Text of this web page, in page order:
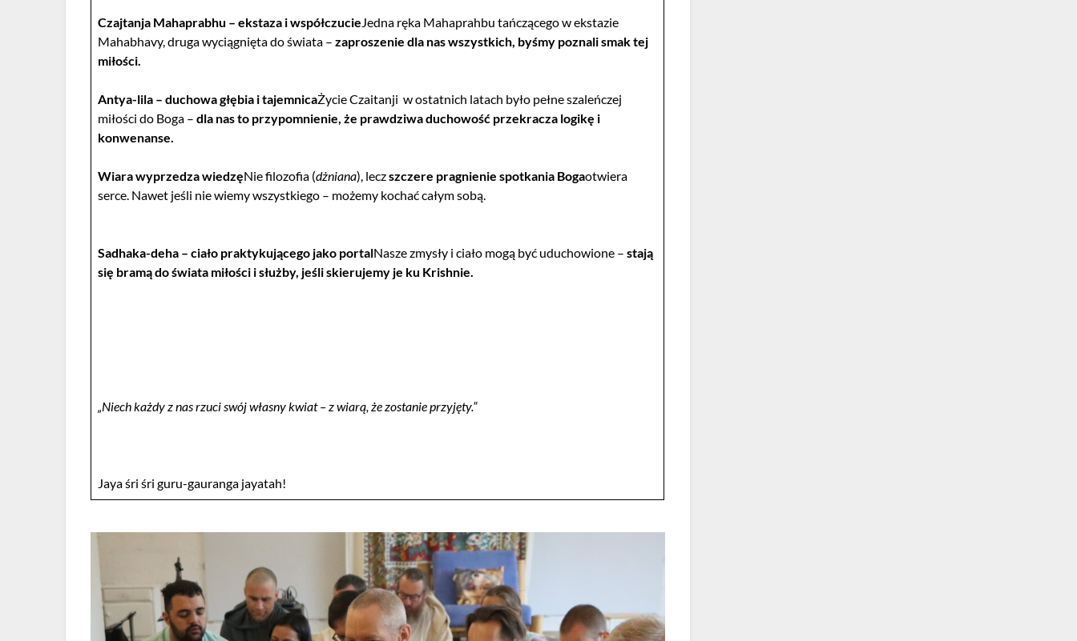
Czajtanja Mahaprabhu – ekstaza i współczucieJedna ręka Mahaprahbu tańczącego w ekstazie
Mahabhavy, druga wyciągnięta do świata –zaproszenie dla nas wszystkich, byśmy poznali smak tej
miłości.
Antya-lila – duchowa głębia i tajemnicaŻycie Czaitanji w ostatnich latach było pełne szaleńczej
miłości do Boga – dla nasto przypomnienie, że prawdziwa duchowość przekracza logikę i
konwenanse.
Wiara wyprzedza wiedzęNie filozofia (dżniana), leczszczere pragnienie spotkania Bogaotwiera
serce. Nawet jeśli nie wiemy wszystkiego – możemy kochać całym sobą.
Sadhaka-deha – ciało praktykującego jako portalNasze zmysły i ciało mogą być uduchowione –stają
się bramą do świata miłości i służby, jeśli skierujemy je ku Krishnie.
„Niech każdy z nas rzuci swój własny kwiat – z wiarą, że zostanie przyjęty.”
Jaya śri śri guru-gauranga jayatah!